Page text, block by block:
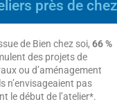
près de
de Bien chez soi,66 %
des projets de
ou d’aménagement
n’envisageaient pas
le début de l’atelier*.